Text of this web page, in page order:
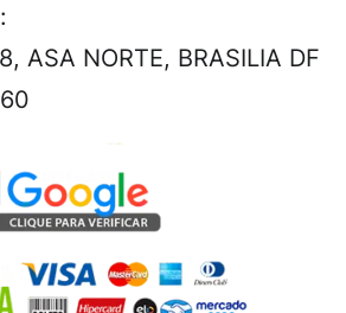
ASA NORTE, BRASILIA DF